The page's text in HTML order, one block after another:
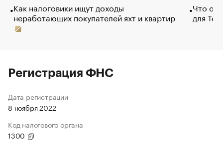
Как налоговики ищут доходы
неработающих покупателей яхт и квартир
Что
для
Регистрация ФНС
Дата регистрации
8 ноября 2022
Код налогового органа
1300